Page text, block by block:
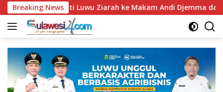
Langsung
ke
konten
Breaking News
ke-67, Bupati Luwu Ziarah ke Makam Andi Djemma dan